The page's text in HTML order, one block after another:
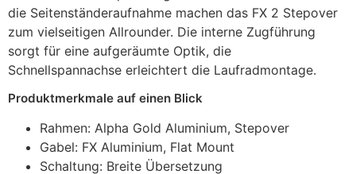
die Seitenständeraufnahme machen das FX 2 Stepover
zum vielseitigen Allrounder. Die interne Zugführung
sorgt für eine aufgeräumte Optik, die
Schnellspannachse erleichtert die Laufradmontage.
Produktmerkmale auf einen Blick
Rahmen: Alpha Gold Aluminium, Stepover
Gabel: FX Aluminium, Flat Mount
Schaltung: Breite Übersetzung